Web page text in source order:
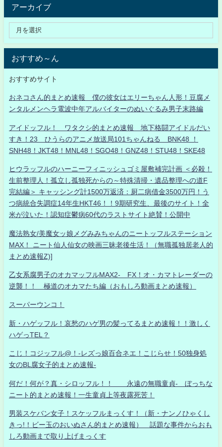
アーカイブ
おすすめ～ん
おすすめサイト
おネコさん的まとめ速報 僕の彼女はエリーちゃん人形！豆腐メ
ンタルメンヘラ電波中年アルバイターのぬいぐるみ男子末路編
アイドッフル！ ワタクシ的まとめ速報 地下格闘アイドルだい
すき！23 ひうらのアニメ放送局101ちゃんねる BNK48 ！
SNH48！JKT48！MNL48！SGO48！GNZ48！STU48！SKE48
ヒウラッフルのハーニーフィニッシュゴミ屋敷補完計画 ＜必殺！
生前整理人！孤立し孤独死からの～特殊清掃・遺品整理への道F
完結編＞ キャッシング計1500万返済：厨二病借金3500万円！う
つ病統合失調症14年生HKT46！！9期研究生、最後のサイト！全
米が泣いた！認知症鬱病60代のラストサイト絶賛！公開中
魔法熟女/美魔女ッ娘メグみみちゃんのニートッフルステーション
MAX！ ニート仙人仙女の映画三昧老後生活！（無職孤独居老人的
まとめ速報Z)]
乙女系腐男子のオカマッフルMAX2- FX！オ・カマトレーダーの
逆襲！！ 極道のオカマたち編（おもしろ動画まとめ速報）
スーパーウンコ！
新・ハゲッフル！哀愁のハゲ男の髪ってるまとめ速報！！激しく
ハゲっTEL？
こじ！コジッフル@！-レズっ娘百合ネエ！こじらせ！50独身処
女のBL腐女子的まとめ速報-
何だ！何が？真・シロッフル！！ 永遠の無職童貞- ぼっちな
ニート的まとめ速報！一生童貞上等夜露死苦！
男装スケバン女子！スケッフルまっくす！（新・ナンノひゃくし
きっ!！ビー玉のおいぬさん的まとめ速報） 話題な事件からおも
しろ動画まで取り上げまっくす